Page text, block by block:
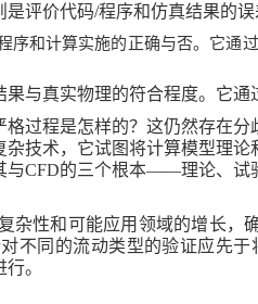
是评价代码/程序和仿真结果的误
序和计算实施的正确与否。它通
与真实物理的符合程度。它通
过程是怎样的？这仍然存在分
技术，它试图将计算模型理
与CFD的三个根本——理论、试
杂性和可能应用领域的增长，
不同的流动类型的验证应先
。